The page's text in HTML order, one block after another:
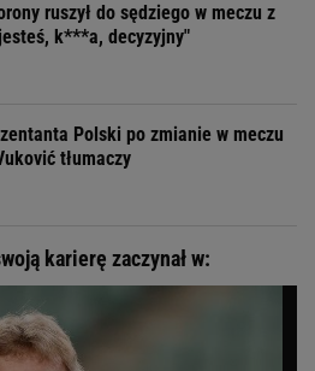
ruszył do sędziego w meczu z
k***a, decyzyjny"
Polski po zmianie w meczu
tłumaczy
karierę zaczynał w: